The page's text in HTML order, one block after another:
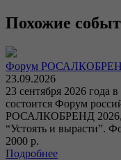
Похожие
Форум
23.09.2026
23 сентября 2026 года
состоится Форум
РОСАЛКОБРЕНД 2026,
“Устоять и вырасти”.
2000 р.
Подробнее